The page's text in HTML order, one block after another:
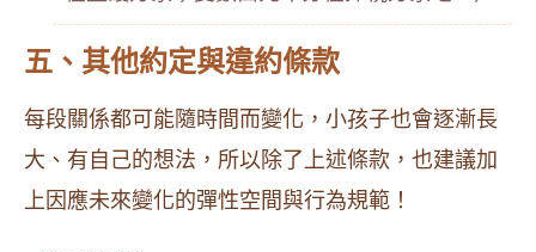
五、其他約定與違約條款
每段關係都可能隨時間而變化，小孩子也會逐漸長
大、有自己的想法，所以除了上述條款，也建議加
上因應未來變化的彈性空間與行為規範！